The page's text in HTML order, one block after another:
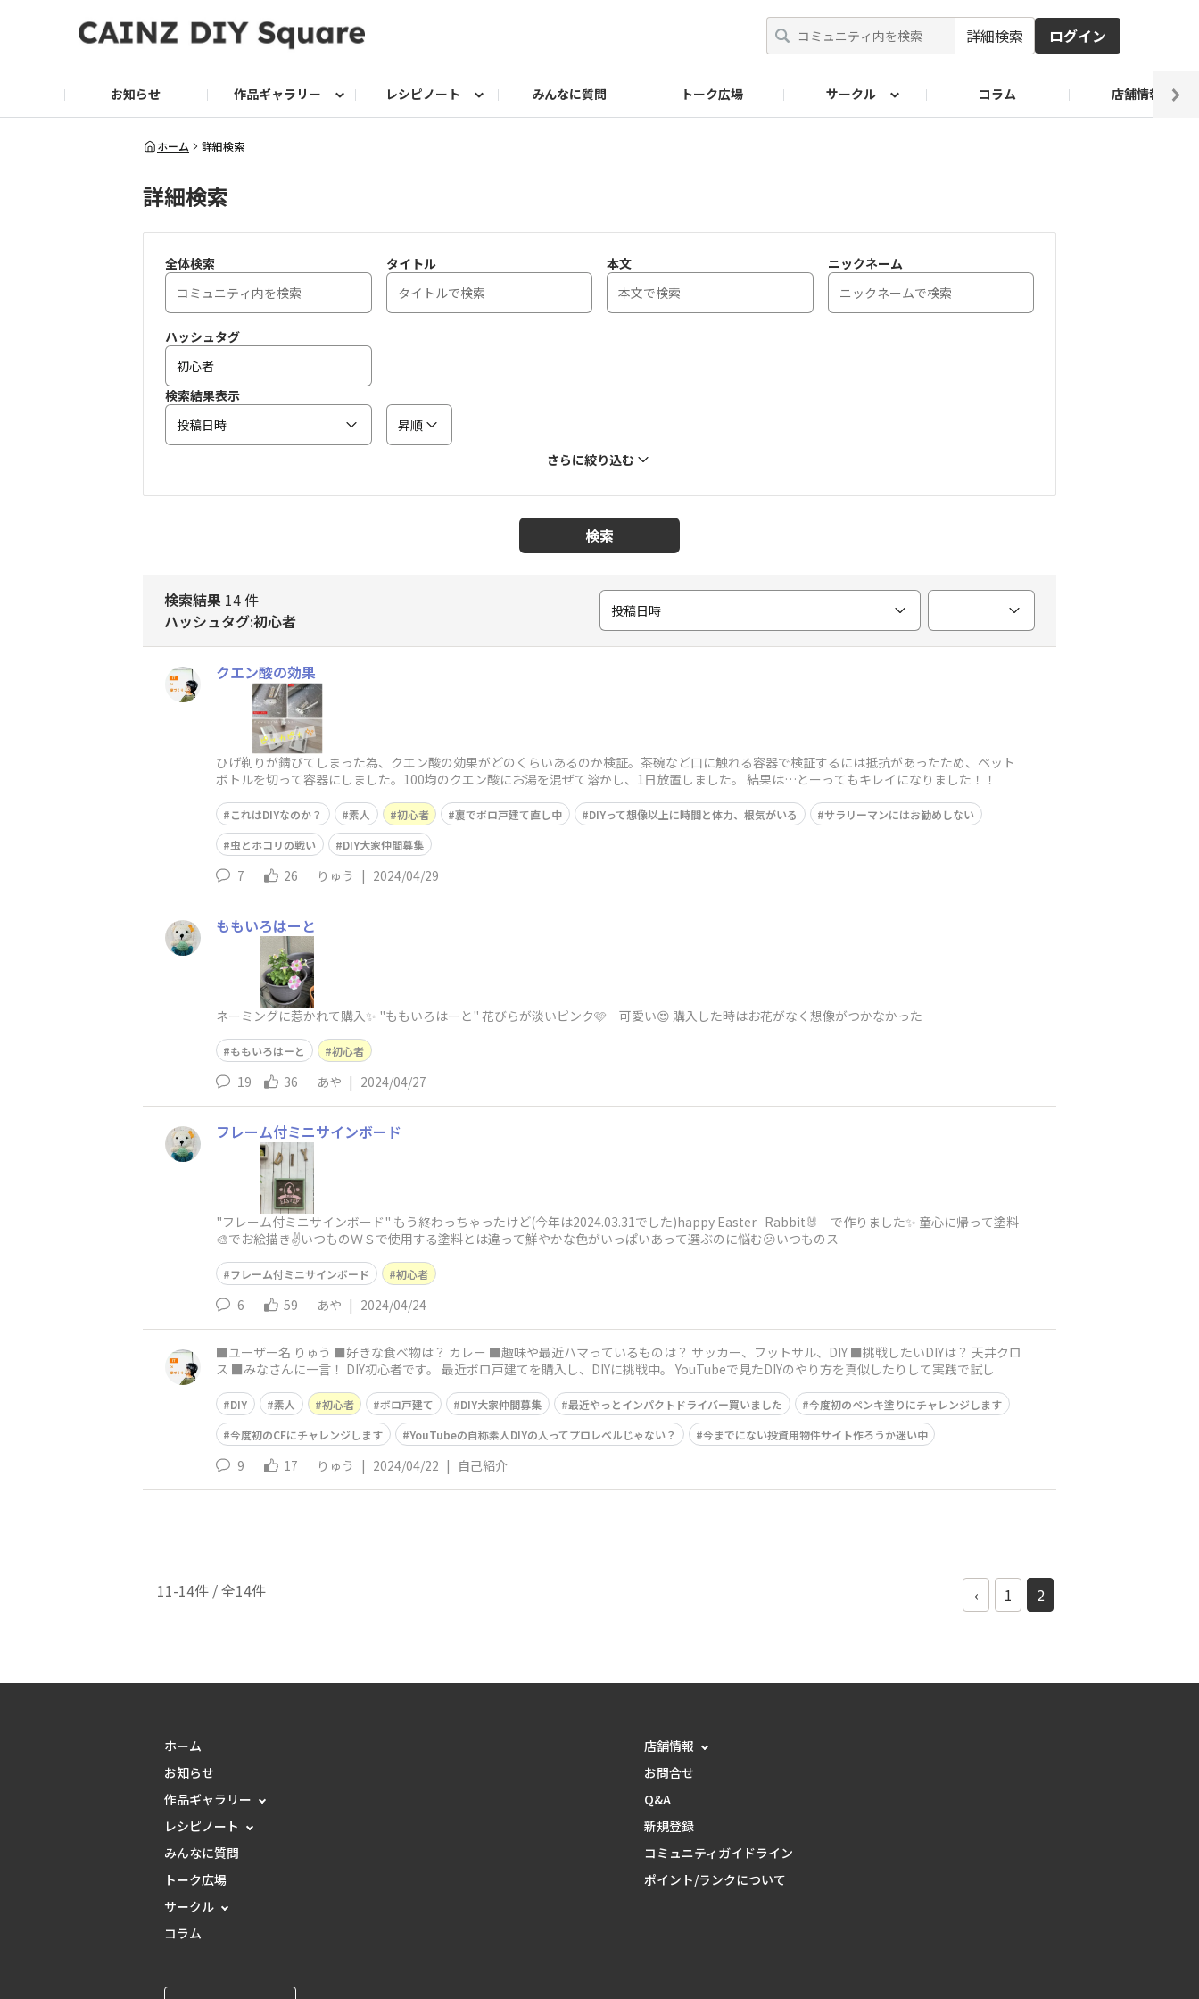
詳細検索 ログイン
お知らせ 作品ギャラリー
グリーン
家庭菜園2026
レシピノート
DIY レシピ グリーン レシピ
みんなに質問 トーク広場 サークル
ドッグサークル
コラム 店舗情報
グリーン入荷情報
ホーム 詳細検索
詳細検索
全体検索 タイトル 本文 ニックネーム
ハッシュタグ
検索結果表示
投稿日時
昇順
さらに絞り込む
検索
検索結果 14 件
ハッシュタグ:初心者
投稿日時
クエン酸の効果
ひげ剃りが錆びてしまった為、クエン酸の効果がどのくらいあるのか検証。茶碗など口に触れる容器で検証するには抵抗があったため、ペット
ボトルを切って容器にしました。100均のクエン酸にお湯を混ぜて溶かし、1日放置しました。 結果は…とーってもキレイになりました！！
これはDIYなのか？ 素人 初心者 裏でボロ戸建て直し中 DIYって想像以上に時間と体力、根気がいる
サラリーマンにはお勧めしない
虫とホコリの戦い
DIY大家仲間募集
7 26 りゅう | 2024/04/29
ももいろはーと
ネーミングに惹かれて購入✨ "ももいろはーと" 花びらが淡いピンク🩷 可愛い😍 購入した時はお花がなく想像がつかなかった
ももいろはーと 初心者
19 36 あや | 2024/04/27
フレーム付ミニサインボード
"フレーム付ミニサインボード" もう終わっちゃったけど(今年は2024.03.31でした)happy Easter Rabbit🐰 で作りました✨ 童心に帰って塗料
🎨でお絵描き✌️いつものＷＳで使用する塗料とは違って鮮やかな色がいっぱいあって選ぶのに悩む😕いつものス
フレーム付ミニサインボード 初心者
6 59 あや | 2024/04/24
■ユーザー名 りゅう ■好きな食べ物は？ カレー ■趣味や最近ハマっているものは？ サッカー、フットサル、DIY ■挑戦したいDIYは？ 天井クロ
ス ■みなさんに一言！ DIY初心者です。 最近ボロ戸建てを購入し、DIYに挑戦中。 YouTubeで見たDIYのやり方を真似したりして実践で試し
DIY 素人 初心者 ボロ戸建て DIY大家仲間募集 最近やっとインパクトドライバー買いました
今度初のペンキ塗りにチャレンジします
今度初のCFにチャレンジします
YouTubeの自称素人DIYの人ってプロレベルじゃない？ 今までにない投資用物件サイト作ろうか迷い中
9 17 りゅう | 2024/04/22 | 自己紹介
11-14件 / 全14件 ‹ 1 2
ホーム
お知らせ
作品ギャラリー
レシピノート
みんなに質問
トーク広場
サークル
コラム
店舗情報
お問合せ
Q&A
新規登録
コミュニティガイドライン
ポイント/ランクについて